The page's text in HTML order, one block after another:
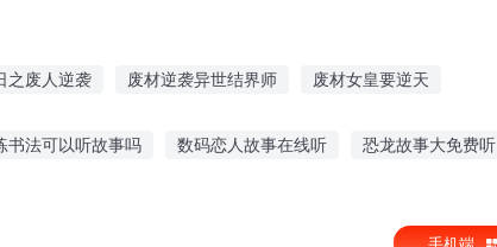
之废人逆袭 废材逆袭异世结界师 废材女皇要逆天
书法可以听故事吗 数码恋人故事在线听 恐龙故事大免费听